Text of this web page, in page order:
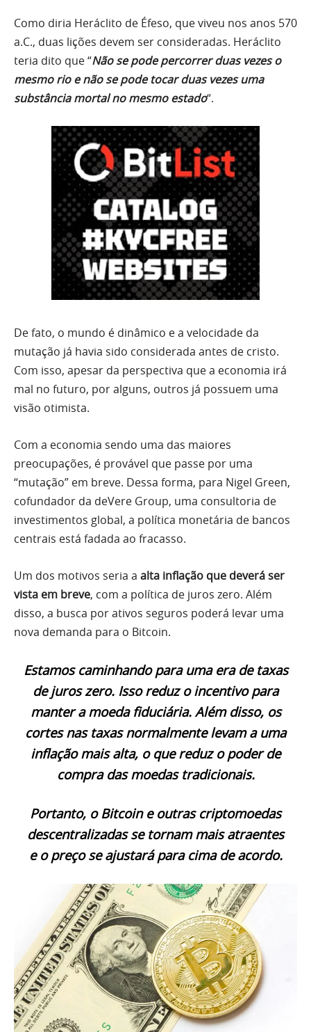
Como diria Heráclito de Éfeso, que viveu nos anos 570
a.C., duas lições devem ser consideradas. Heráclito
teria dito que “Não se pode percorrer duas vezes o
mesmo rio e não se pode tocar duas vezes uma
substância mortal no mesmo estado“.
De fato, o mundo é dinâmico e a velocidade da
mutação já havia sido considerada antes de cristo.
Com isso, apesar da perspectiva que a economia irá
mal no futuro, por alguns, outros já possuem uma
visão otimista.
Com a economia sendo uma das maiores
preocupações, é provável que passe por uma
“mutação” em breve. Dessa forma, para Nigel Green,
cofundador da deVere Group, uma consultoria de
investimentos global, a política monetária de bancos
centrais está fadada ao fracasso.
Um dos motivos seria a alta inflação que deverá ser
vista em breve, com a política de juros zero. Além
disso, a busca por ativos seguros poderá levar uma
nova demanda para o Bitcoin.
Estamos caminhando para uma era de taxas
de juros zero. Isso reduz o incentivo para
manter a moeda fiduciária. Além disso, os
cortes nas taxas normalmente levam a uma
inflação mais alta, o que reduz o poder de
compra das moedas tradicionais.
Portanto, o Bitcoin e outras criptomoedas
descentralizadas se tornam mais atraentes
e o preço se ajustará para cima de acordo.